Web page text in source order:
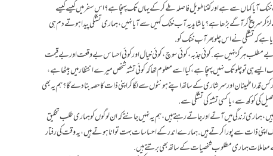
آیا کہاں سے ہے اور کتنا طویل فاصلہ طے کرکے یہاں تک پہنچا ہے؟ اس سفر میں کیسے کیسے
سر پٹخ کر آگے بڑھا ہے؟ یا شاید یہ آب خنک کہیں سے آیا نہیں، ہماری تشنگی پیدا ہوتے دم ہی
ہے کہ تشنگی نے اس چلو بھر آب خنک کو.
مطلب ہرگز نہیں ہے. کوئی جذبہ، کوئی سوچ، کوئی خیال اور کوئی احساس بے وقعت اور بےقیمت
ہی تو چلو تک نہیں پہنچا ہے، کیا اسے معلوم تھا کہ کوئی تشنہ شخص میرے انتظار میں بیٹھا ہے،
اطمینان اور سرشاری کے ساتھ اپنے ہونٹوں سے لگا کر اپنی ذات کا حصہ بنا دے گا؟ ہم یہ بھی
کی کوکھ سے، یا کسی تشنہ کی تشنگی سے.
زندگی میں آتے اور جاتے رہتے ہیں، ہم یہ نہیں جانتے کہ ان لوگوں کو ہماری طلب تخلیق
اپنی ذات سے پورا کرتے ہیں. ہمارے اندر کے احساسات بہت توانا ہوتے ہیں، یہ وقت کی رفتار
معاملات ہماری مطلوب شخصیات کے ساتھ بھی برتتے ہیں.